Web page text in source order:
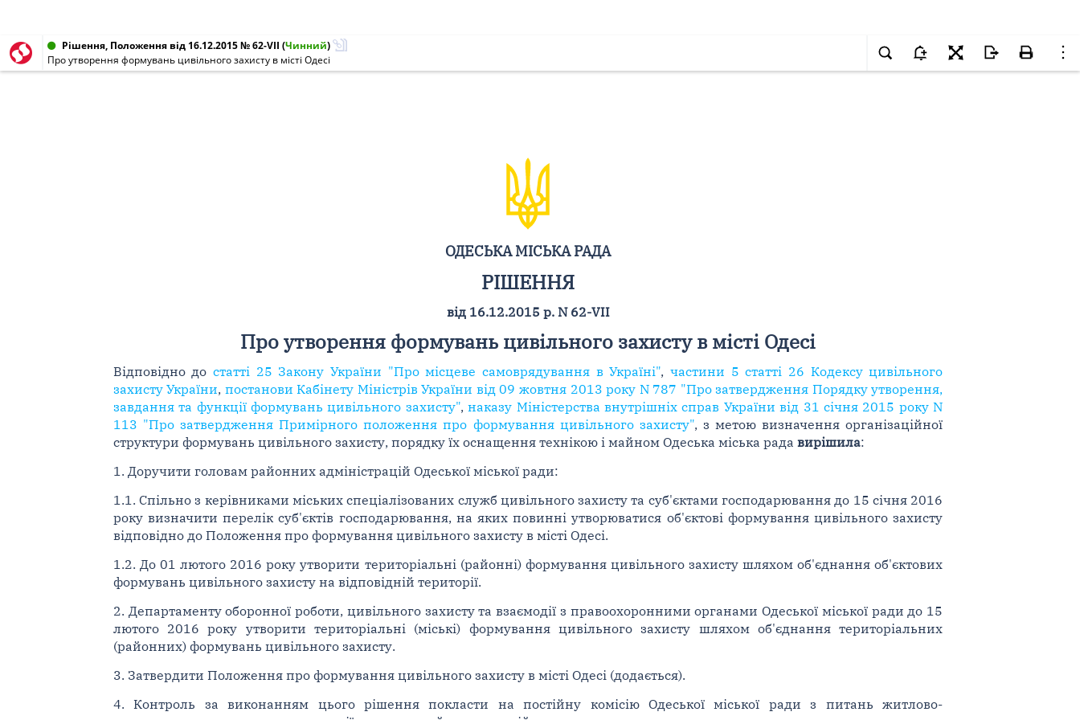
Рішення, Положення від 16.12.2015 № 62-VII (Чинний)
Про утворення формувань цивільного захисту в місті Одесі
ОДЕСЬКА МІСЬКА РАДА
РІШЕННЯ
від 16.12.2015 р. N 62-VII
Про утворення формувань цивільного захисту в місті Одесі
Відповідно достатті 25 Закону України "Про місцеве самоврядування в Україні", частини 5 статті 26 Кодексу цивільного
захисту України, постанови Кабінету Міністрів України від 09 жовтня 2013 року N 787 "Про затвердження Порядку утворення,
завдання та функції формувань цивільного захисту",наказу Міністерства внутрішніх справ України від 31 січня 2015 року N
113 "Про затвердження Примірного положення про формування цивільного захисту", з метою визначення організаційної
структури формувань цивільного захисту, порядку їх оснащення технікою і майном Одеська міська рада вирішила:
1. Доручити головам районних адміністрацій Одеської міської ради:
1.1. Спільно з керівниками міських спеціалізованих служб цивільного захисту та суб'єктами господарювання до 15 січня 2016
року визначити перелік суб'єктів господарювання, на яких повинні утворюватися об'єктові формування цивільного захисту
відповідно до Положення про формування цивільного захисту в місті Одесі.
1.2. До 01 лютого 2016 року утворити територіальні (районні) формування цивільного захисту шляхом об'єднання об'єктових
формувань цивільного захисту на відповідній території.
2. Департаменту оборонної роботи, цивільного захисту та взаємодії з правоохоронними органами Одеської міської ради до 15
лютого 2016 року утворити територіальні (міські) формування цивільного захисту шляхом об'єднання територіальних
(районних) формувань цивільного захисту.
3. Затвердити Положення про формування цивільного захисту в місті Одесі (додається).
4. Контроль за виконанням цього рішення покласти на постійну комісію Одеської міської ради з питань житлово-